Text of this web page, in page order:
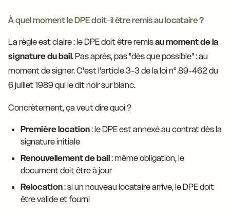
À quel moment le DPE doit-il être remis au locataire ?
La règle est claire : le DPE doit être remisau moment de la
signature du bail. Pas après, pas "dès que possible" : au
moment de signer. C'est l'article 3-3 de la loi n° 89-462 du
6 juillet 1989 qui le dit noir sur blanc.
Concrètement, ça veut dire quoi ?
Première location: le DPE est annexé au contrat dès la
signature initiale
Renouvellement de bail: même obligation, le
document doit être à jour
Relocation: si un nouveau locataire arrive, le DPE doit
être valide et fourni